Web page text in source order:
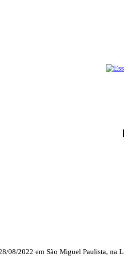
08/2022 em São Miguel Paulista, na